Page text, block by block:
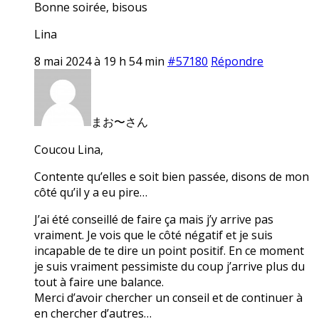
Bonne soirée, bisous
Lina
8 mai 2024 à 19 h 54 min #57180 Répondre
まお〜さん
Coucou Lina,
Contente qu’elles e soit bien passée, disons de mon
côté qu’il y a eu pire…
J’ai été conseillé de faire ça mais j’y arrive pas
vraiment. Je vois que le côté négatif et je suis
incapable de te dire un point positif. En ce moment
je suis vraiment pessimiste du coup j’arrive plus du
tout à faire une balance.
Merci d’avoir chercher un conseil et de continuer à
en chercher d’autres…